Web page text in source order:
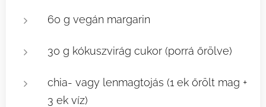
60 g vegán margarin
30 g kókuszvirág cukor (porrá őrölve)
chia- vagy lenmagtojás (1 ek őrölt mag +
3 ek víz)